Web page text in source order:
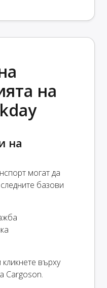
на
на
могат да
базови
върху
Cargoson.